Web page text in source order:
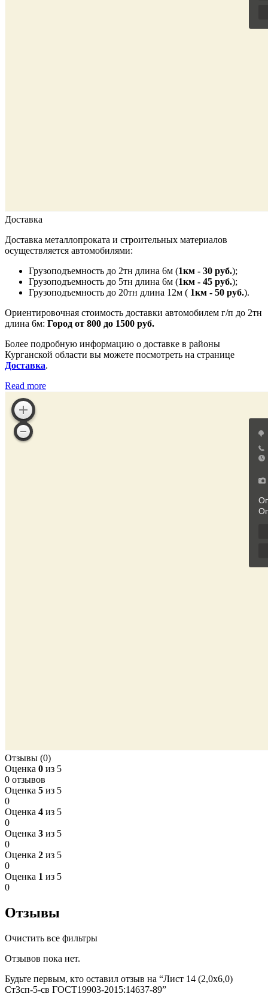
Доставка
Доставка металлопроката и строительных материалов
осуществляется автомобилями:
Грузоподъемность до 2тн длина 6м (1км - 30 руб.);
Грузоподъемность до 5тн длина 6м (1км - 45 руб.);
Грузоподъемность до 20тн длина 12м ( 1км - 50 руб.).
Ориентировочная стоимость доставки автомобилем г/п до 2тн
длина 6м: Город от 800 до 1500 руб.
Более подробную информацию о доставке в районы
Курганской области вы можете посмотреть на странице
Доставка.
Read more
Отзывы (0)
Оценка 0 из 5
0 отзывов
Оценка 5 из 5
0
Оценка 4 из 5
0
Оценка 3 из 5
0
Оценка 2 из 5
0
Оценка 1 из 5
0
Отзывы
Очистить все фильтры
Отзывов пока нет.
Будьте первым, кто оставил отзыв на “Лист 14 (2,0х6,0)
Ст3сп-5-св ГОСТ19903-2015:14637-89”